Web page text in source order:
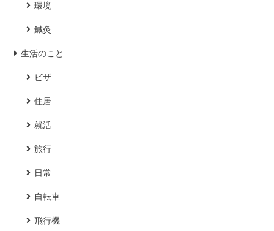
環境
鍼灸
生活のこと
ビザ
住居
就活
旅行
日常
自転車
飛行機